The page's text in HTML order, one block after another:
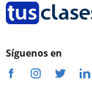
Síguenos en